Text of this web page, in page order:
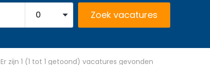
Er zijn 1 (1 tot 1 getoond) vacatures gevonden